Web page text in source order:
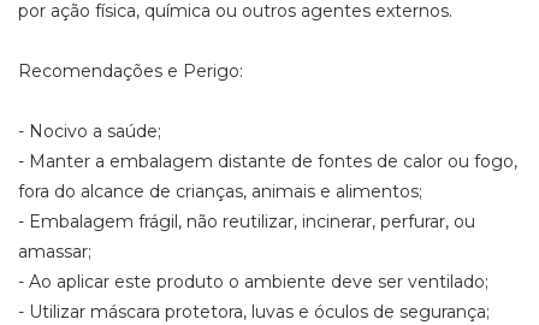
por ação física, química ou outros agentes externos.
Recomendações e Perigo:
- Nocivo a saúde;
- Manter a embalagem distante de fontes de calor ou fogo,
fora do alcance de crianças, animais e alimentos;
- Embalagem frágil, não reutilizar, incinerar, perfurar, ou
amassar;
- Ao aplicar este produto o ambiente deve ser ventilado;
- Utilizar máscara protetora, luvas e óculos de segurança;